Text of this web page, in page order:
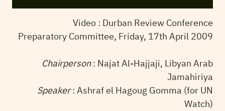
Video : Durban Review Conference
Preparatory Committee, Friday, 17th April 2009
Chairperson: Najat Al-Hajjaji, Libyan Arab
Jamahiriya
Speaker:Ashraf el Hagoug Gomma (for UN
Watch)